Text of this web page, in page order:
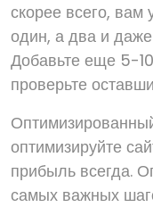
скорее всего, вам
один, а два и
Добавьте еще 5-
проверьте
оптимизируйте
прибыль всегда.
самых важных